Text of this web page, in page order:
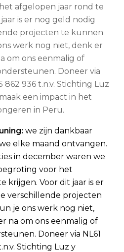
afgelopen jaar rond te
is er nog geld nodig
projecten te kunnen
werk nog niet, denk er
om ons eenmalig of
Doneer via
862 936 t.n.v. Stichting Luz
een impact in het
in Peru.
we zijn dankbaar
elke maand ontvangen.
in december waren we
voor het
krijgen. Voor dit jaar is er
verschillende projecten
je ons werk nog niet,
na om ons eenmalig of
Doneer via NL61
Stichting Luz y